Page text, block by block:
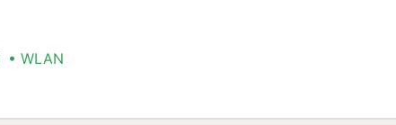
WLAN